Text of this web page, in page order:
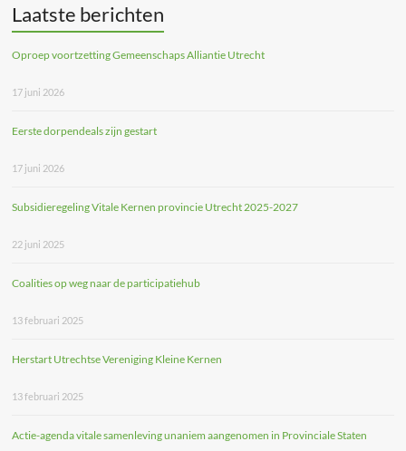
Laatste berichten
Oproep voortzetting Gemeenschaps Alliantie Utrecht
17 juni 2026
Eerste dorpendeals zijn gestart
17 juni 2026
Subsidieregeling Vitale Kernen provincie Utrecht 2025-2027
22 juni 2025
Coalities op weg naar de participatiehub
13 februari 2025
Herstart Utrechtse Vereniging Kleine Kernen
13 februari 2025
Actie-agenda vitale samenleving unaniem aangenomen in Provinciale Staten